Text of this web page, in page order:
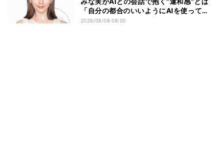
「自分の都合のいいようにAIを使ってる
人たちって…」
2026/08/08 08:00